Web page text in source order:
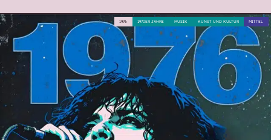
MITTEL
KUNST UND KULTUR
MUSIK
1970ER JAHRE
1976